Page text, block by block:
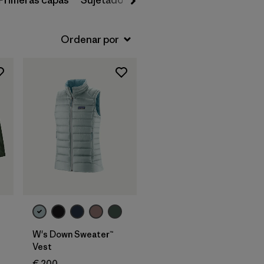
W's Down Sweater™
Vest